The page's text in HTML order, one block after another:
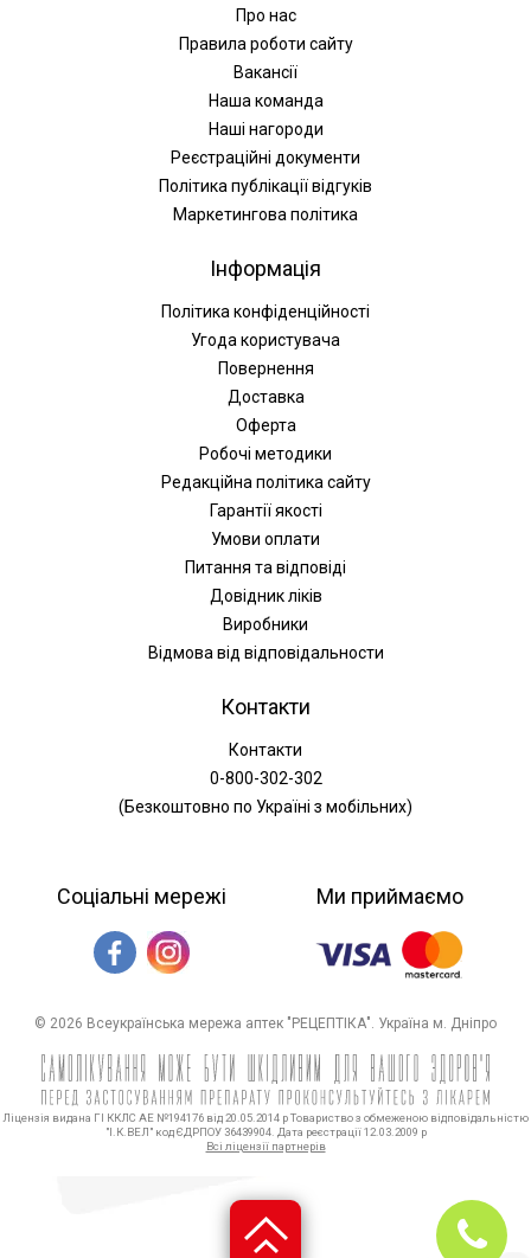
Про нас
Правила роботи сайту
Вакансії
Наша команда
Наші нагороди
Реєстраційні документи
Політика публікації відгуків
Маркетингова політика
Інформація
Політика конфіденційності
Угода користувача
Повернення
Доставка
Оферта
Робочі методики
Редакційна політика сайту
Гарантії якості
Умови оплати
Питання та відповіді
Довідник ліків
Виробники
Відмова від відповідальности
Контакти
Контакти
0-800-302-302
(Безкоштовно по Україні з мобільних)
Соціальні мережі Ми приймаємо
© 2026 Всеукраїнська мережа аптек "РЕЦЕПТІКА". Україна м. Дніпро
Ліцензія видана ГІ ККЛС АЕ №194176 від 20.05.2014 р Товариство з обмеженою відповідальністю
"І.К.ВЕЛ" код ЄДРПОУ 36439904. Дата реєстрації 12.03.2009 р
Всі ліцензії партнерів